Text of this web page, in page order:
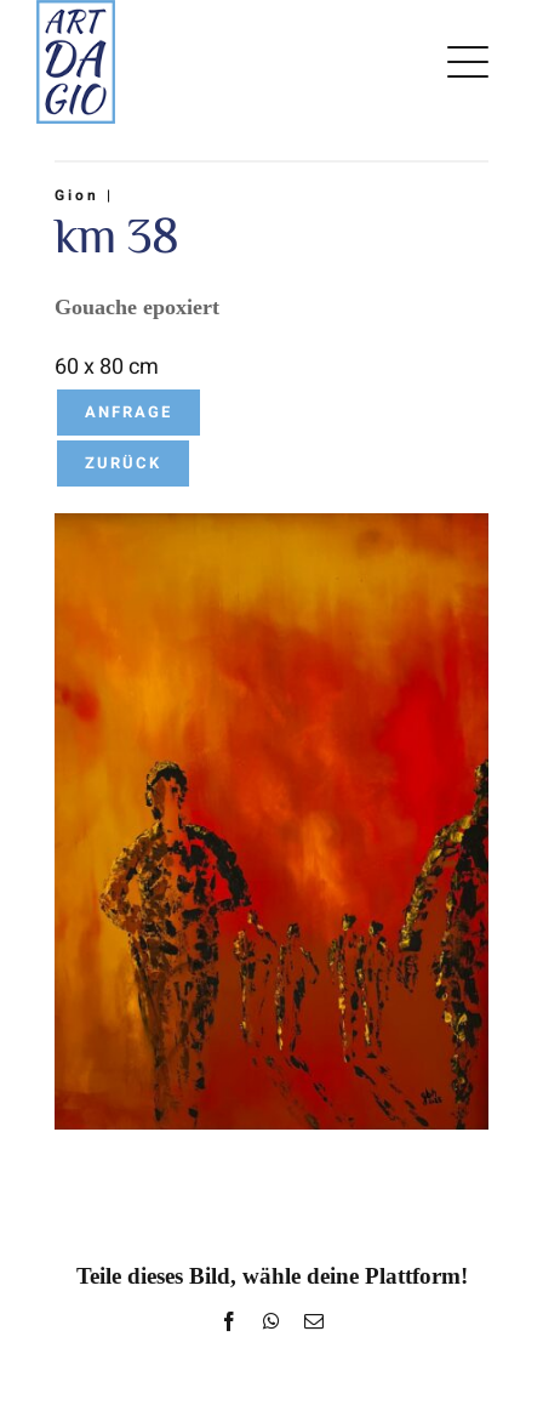
Inhalt
springen
Gion |
km 38
Gouache epoxiert
60 x 80 cm
ANFRAGE
ZURÜCK
Teile dieses Bild, wähle deine Plattform!
FacebookWhatsApp
E-